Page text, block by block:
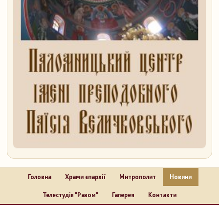
Головна Храми єпархії Митрополит Новини
Телестудія "Разом" Галерея Контакти